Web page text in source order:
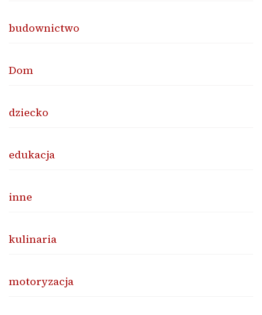
budownictwo
Dom
dziecko
edukacja
inne
kulinaria
motoryzacja